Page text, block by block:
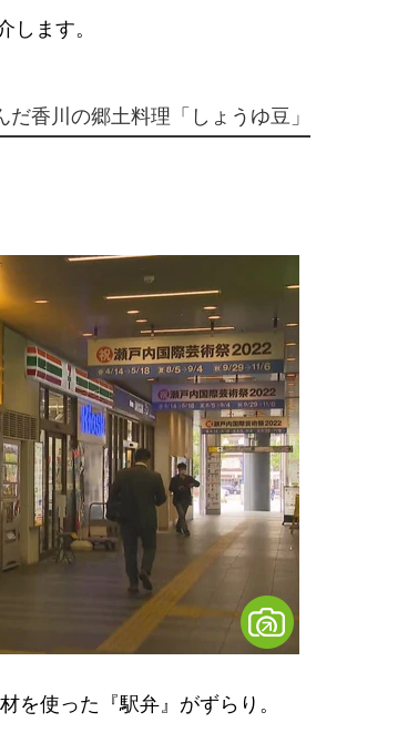
ます。
香川の郷土料理「しょうゆ豆」
使った『駅弁』がずらり。